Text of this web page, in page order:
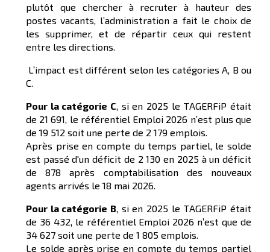
plutôt que chercher à recruter à hauteur des
postes vacants, l’administration a fait le choix de
les supprimer, et de répartir ceux qui restent
entre les directions.
L’impact est différent selon les catégories A, B ou
C.
Pour la catégorie C, si en 2025 le TAGERFiP était
de 21 691, le référentiel Emploi 2026 n’est plus que
de 19 512 soit une perte de 2 179 emplois.
Après prise en compte du temps partiel, le solde
est passé d'un déficit de 2 130 en 2025 à un déficit
de 878 après comptabilisation des nouveaux
agents arrivés le 18 mai 2026.
Pour la catégorie B, si en 2025 le TAGERFiP était
de 36 432, le référentiel Emploi 2026 n’est que de
34 627 soit une perte de 1 805 emplois.
Le solde après prise en compte du temps partiel